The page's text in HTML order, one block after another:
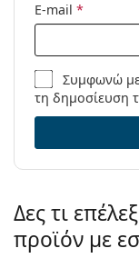
E-mail *
Συμφωνώ
τη δημοσίευση
Δες τι
προϊόν με